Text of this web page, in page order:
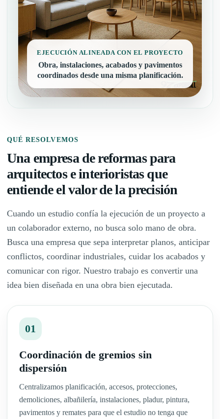
EJECUCIÓN ALINEADA CON EL PROYECTO
Obra, instalaciones, acabados y pavimentos
coordinados desde una misma planificación.
QUÉ RESOLVEMOS
Una empresa de reformas para
arquitectos e interioristas que
entiende el valor de la precisión
Cuando un estudio confía la ejecución de un proyecto a
un colaborador externo, no busca solo mano de obra.
Busca una empresa que sepa interpretar planos, anticipar
conflictos, coordinar industriales, cuidar los acabados y
comunicar con rigor. Nuestro trabajo es convertir una
idea bien diseñada en una obra bien ejecutada.
01
Coordinación de gremios sin
dispersión
Centralizamos planificación, accesos, protecciones,
demoliciones, albañilería, instalaciones, pladur, pintura,
pavimentos y remates para que el estudio no tenga que